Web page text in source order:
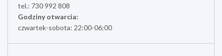
tel.: 730 992 808
Godziny otwarcia:
czwartek-sobota: 22:00-06:00